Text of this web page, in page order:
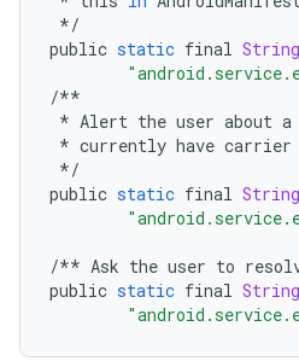
*/
public static final String
/**
* Alert the user about a
* currently have carrier
*/
public static final String
/** Ask the user to
public static final String